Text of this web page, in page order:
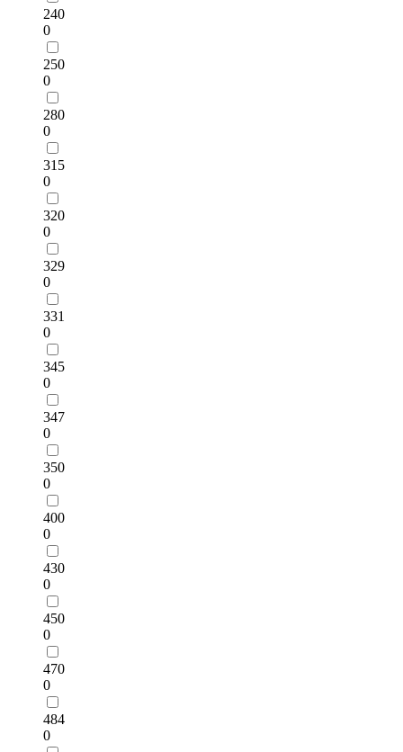
240
0
250
0
280
0
315
0
320
0
329
0
331
0
345
0
347
0
350
0
400
0
430
0
450
0
470
0
484
0